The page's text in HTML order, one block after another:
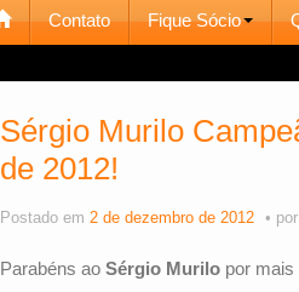
Contato Fique Sócio
Sérgio Murilo
de 2012!
Postado em 2 de dezembro de 2012 por
Parabéns ao Sérgio Murilo por